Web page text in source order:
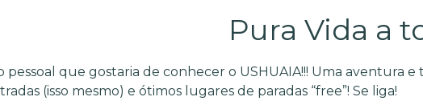
Pura Vida a
pessoal que gostaria de conhecer o USHUAIA!!! Uma aventura e
(isso mesmo) e ótimos lugares de paradas “free”! Se liga!